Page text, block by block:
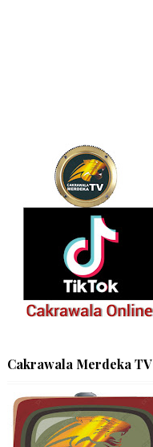
Cakrawala Merdeka TV